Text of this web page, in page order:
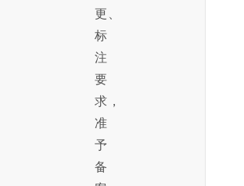
更、
标
注
要
求，
准
予
备